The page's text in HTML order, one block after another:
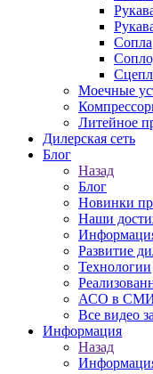
Сопла
Моечные
Литейное
Дилерская сеть
Блог
Назад
Блог
Новинки
Наши
Развитие
Технологии
АСО в
Все видео
Информация
Назад